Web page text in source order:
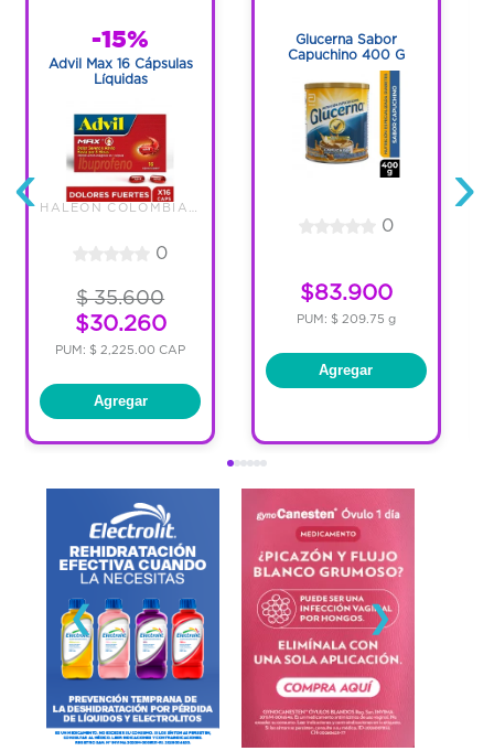
‹
-15%
Advil Max 16 Cápsulas
Líquidas
0
$ 35.600
$30.260
PUM: $ 2,225.00 CAP
Agregar
Glucerna Sabor
Capuchino 400 G
0
$83.900
PUM: $ 209.75 g
Agregar
›
❮ ❯